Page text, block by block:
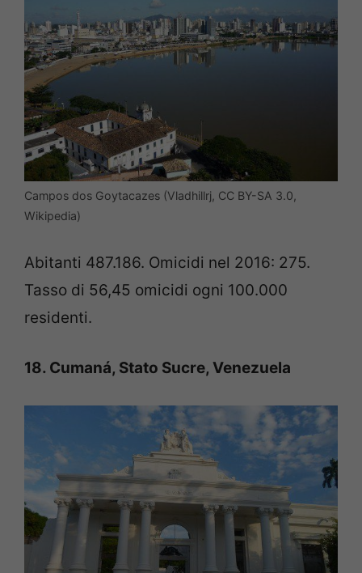
Campos dos Goytacazes (Vladhillrj, CC BY-SA 3.0,
Wikipedia)
Abitanti 487.186. Omicidi nel 2016: 275.
Tasso di 56,45 omicidi ogni 100.000
residenti.
18. Cumaná, Stato Sucre, Venezuela